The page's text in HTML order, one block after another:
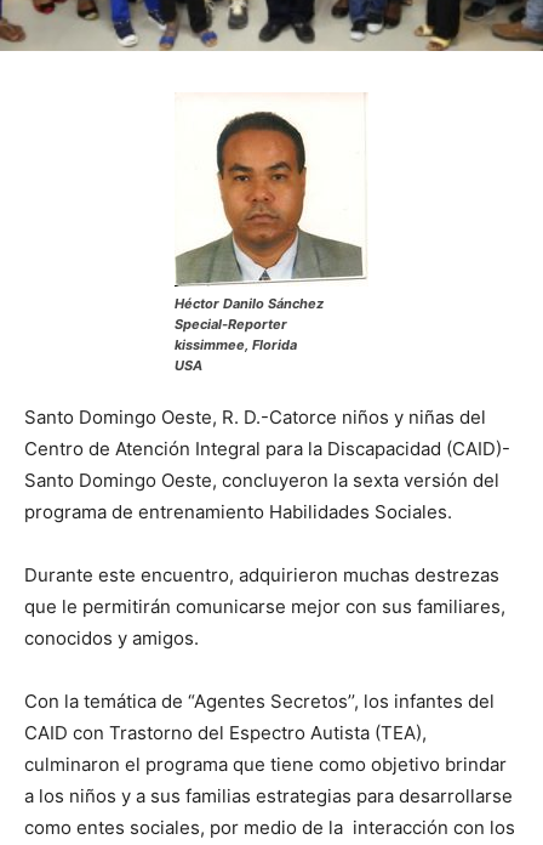
Héctor Danilo Sánchez
Special-Reporter
kissimmee, Florida
USA
Santo Domingo Oeste, R. D.-Catorce niños y niñas del
Centro de Atención Integral para la Discapacidad (CAID)-
Santo Domingo Oeste, concluyeron la sexta versión del
programa de entrenamiento Habilidades Sociales.
Durante este encuentro, adquirieron muchas destrezas
que le permitirán comunicarse mejor con sus familiares,
conocidos y amigos.
Con la temática de “Agentes Secretos’’, los infantes del
CAID con Trastorno del Espectro Autista (TEA),
culminaron el programa que tiene como objetivo brindar
a los niños y a sus familias estrategias para desarrollarse
como entes sociales, por medio de la interacción con los